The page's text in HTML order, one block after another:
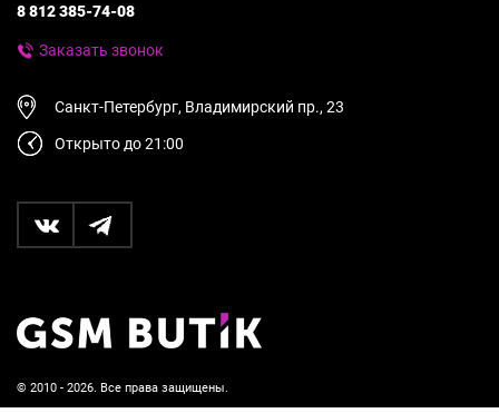
© 2010 - 2026. Все права защищены.
8 812 385-74-08
Заказать звонок
Санкт-Петербург, Владимирский пр., 23
Открыто до 21:00